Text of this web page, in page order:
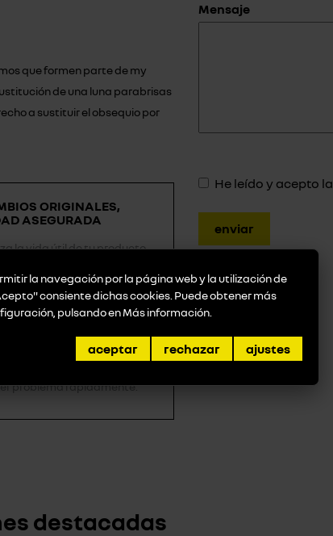
que formen parte de my
de una luna parabrisas
a sustituir el obsequio por
ORIGINALES,
ASEGURADA
la vida útil de tu producto
problema rápidamente.
Mensaje
He leído y acepto la
destacadas
la navegación por la página web y la utilización de
consiente dichas cookies. Puede obtener más
pulsando enMás información
aceptar rechazar ajustes